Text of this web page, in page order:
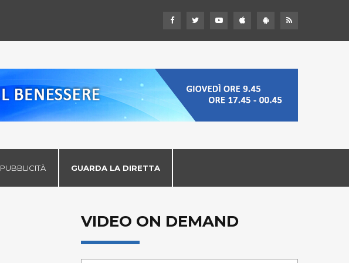
PUBBLICITÀ GUARDA LA DIRETTA
VIDEO ON DEMAND